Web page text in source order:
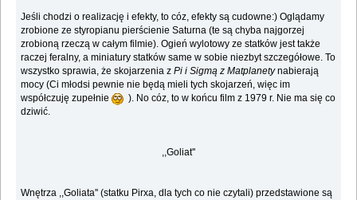
Jeśli chodzi o realizację i efekty, to cóz, efekty są cudowne:) Oglądamy
zrobione ze styropianu pierścienie Saturna (te są chyba najgorzej
zrobioną rzeczą w całym filmie). Ogień wylotowy ze statków jest także
raczej feralny, a miniatury statków same w sobie niezbyt szczegółowe. To
wszystko sprawia, że skojarzenia zPi i Sigmą z Matplanetynabierają
mocy (Ci młodsi pewnie nie będą mieli tych skojarzeń, więc im
współczuję zupełnie
). No cóz, to w końcu film z 1979 r. Nie ma się co
dziwić.
,,Goliat''
Wnętrza ,,Goliata'' (statku Pirxa, dla tych co nie czytali) przedstawione są